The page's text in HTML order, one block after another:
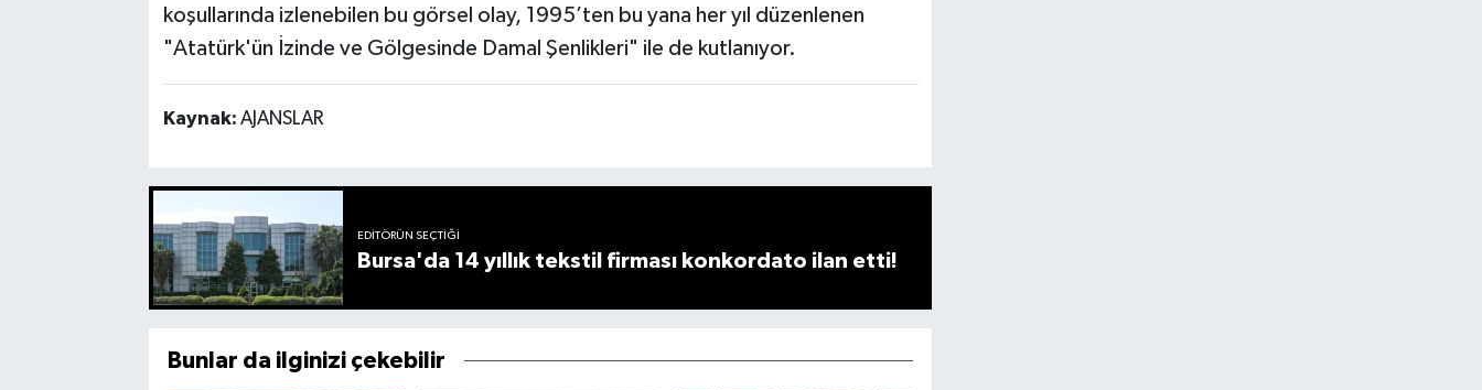
koşullarında izlenebilen bu görsel olay, 1995’ten bu yana her yıl düzenlenen
"Atatürk'ün İzinde ve Gölgesinde Damal Şenlikleri" ile de kutlanıyor.
Kaynak: AJANSLAR
EDITÖRÜN SEÇTIĞI
Bursa'da 14 yıllık tekstil firması konkordato ilan etti!
Bunlar da ilginizi çekebilir